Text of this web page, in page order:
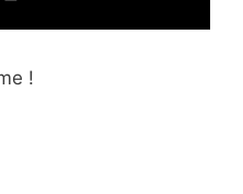
!